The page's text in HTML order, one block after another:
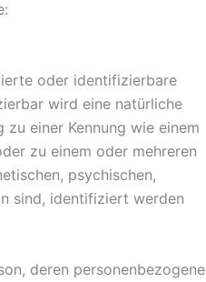
oder identifizierbare
wird eine natürliche
einer Kennung wie einem
zu einem oder mehreren
psychischen,
sind, identifiziert werden
deren personenbezogene